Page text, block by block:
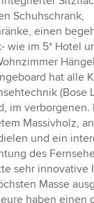
Schuhschrank,
einen
wie im 5* Hotel
hat alle
(Bose
im verborgenen.
Massivholz,
und ein
des
sehr innovative
Masse
haben einen